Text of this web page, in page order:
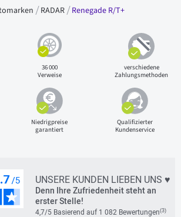
RADAR Renegade R/T+
36 000
Verweise
verschiedene
Zahlungsmethoden
Niedrigpreise
garantiert
Qualifizierter
Kundenservice
UNSERE KUNDEN LIEBEN UNS ♥
Denn Ihre Zufriedenheit steht an
erster Stelle!
4,7/5 Basierend auf 1 082 Bewertungen(3)